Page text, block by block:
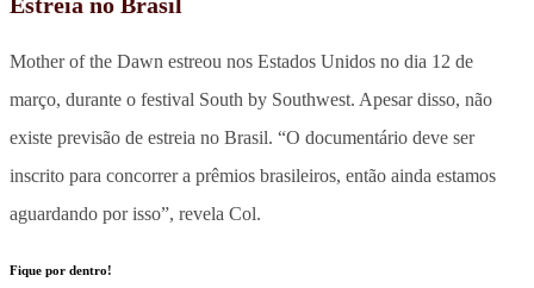
Mother of the Dawn estreou nos Estados Unidos no dia 12 de
março, durante o festival South by Southwest. Apesar disso, não
existe previsão de estreia no Brasil. “O documentário deve ser
inscrito para concorrer a prêmios brasileiros, então ainda estamos
aguardando por isso”, revela Col.
Fique por dentro!